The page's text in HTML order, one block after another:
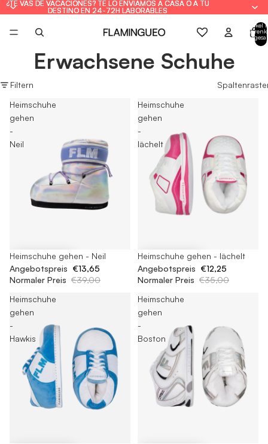
¿TE VAS DE VACACIONES? TE LO ENVIAMOS A CASA O A TU
DESTINO EN 24-72H LABORABLES
¿TE VAS DE VACACIONES? TE LO ENVIAMOS A CASA O A TU
DESTINO EN 24-72H LABORABLES
Artikel
Erwachsene Schuhe
Filtern
Heimschuhe
gehen
-
Neil
-65%
Heimschuhe gehen - Neil
Angebotspreis €13,65
Normaler Preis €39,00
Heimschuhe
gehen
-
lächelt
-65%
Heimschuhe gehen - lächelt
Angebotspreis €12,25
Normaler Preis €35,00
Heimschuhe
gehen
-
Hawkis
Heimschuhe
gehen
-
Boston